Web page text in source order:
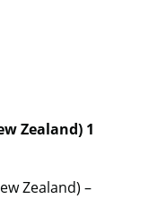
Zealand) 1
Zealand) –